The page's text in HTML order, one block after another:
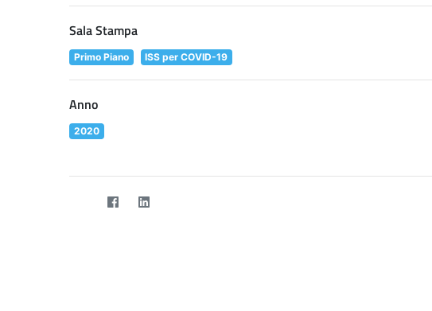
Sala Stampa
Primo Piano ISS per COVID-19
Anno
2020